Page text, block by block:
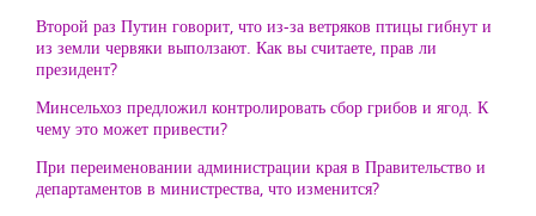
Второй раз Путин говорит, что из-за ветряков птицы гибнут и
из земли червяки выползают. Как вы считаете, прав ли
президент?
Минсельхоз предложил контролировать сбор грибов и ягод. К
чему это может привести?
При переименовании администрации края в Правительство и
департаментов в министрества, что изменится?